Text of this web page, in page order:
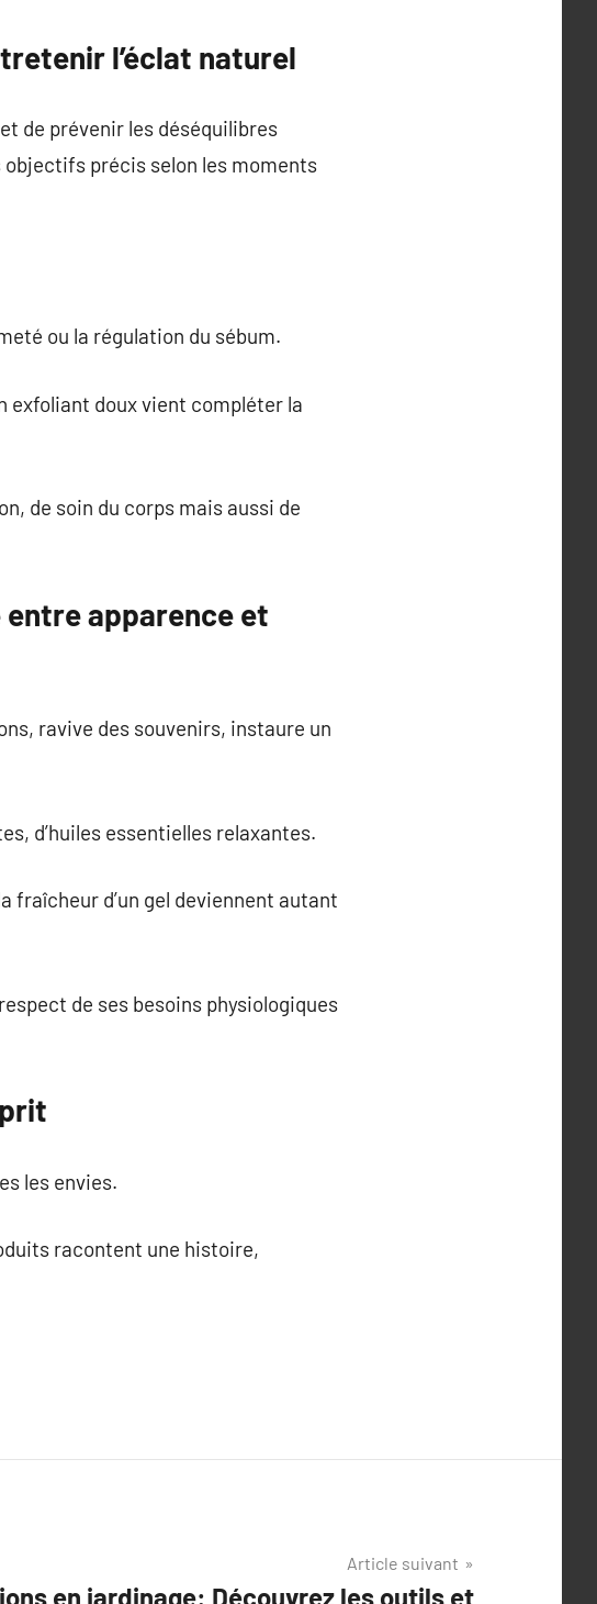
l’éclat naturel
de prévenir les déséquilibres
précis selon les moments
ou la régulation du sébum.
exfoliant doux vient compléter la
de soin du corps mais aussi de
apparence et
ravive des souvenirs, instaure un
d’huiles essentielles relaxantes.
fraîcheur d’un gel deviennent autant
de ses besoins physiologiques
les envies.
racontent une histoire,
Article suivant
en jardinage: Découvrez les outils et